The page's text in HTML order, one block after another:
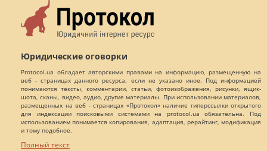
Юридические оговорки
Protocol.ua обладает авторскими правами на информацию, размещенную на
веб - страницах данного ресурса, если не указано иное. Под информацией
понимаются тексты, комментарии, статьи, фотоизображения, рисунки, ящик-
шота, сканы, видео, аудио, другие материалы. При использовании материалов,
размещенных на веб - страницах «Протокол» наличие гиперссылки открытого
для индексации поисковыми системами на protocol.ua обязательна. Под
использованием понимается копирования, адаптация, рерайтинг, модификация
и тому подобное.
Полный текст